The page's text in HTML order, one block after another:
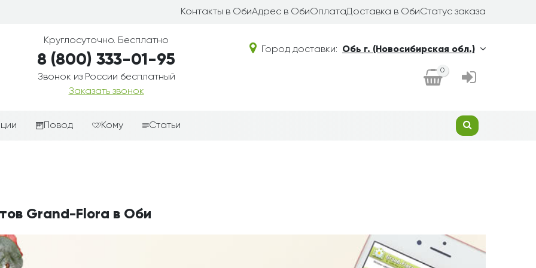
Контакты в ОбиАдрес в ОбиОплатаДоставка в ОбиСтатус заказа
Круглосуточно. Бесплатно
8 (800) 333-01-95
Звонок из России бесплатный
Заказать звонок
Город доставки: Обь г. (Новосибирская обл.)
0
корзины
Повод
День рождения
Кому
Мужчине
Статьи
Grand-Flora в Оби